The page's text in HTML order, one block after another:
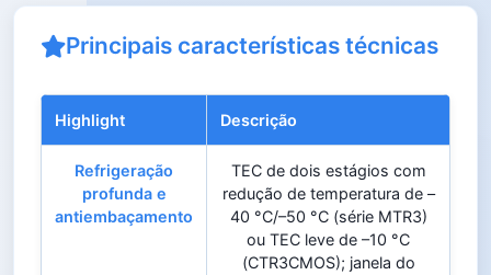
Principais características técnicas
Highlight Descrição
Refrigeração
profunda e
antiembaçamento
TEC de dois estágios com
redução de temperatura de –
40 °C/–50 °C (série MTR3)
ou TEC leve de –10 °C
(CTR3CMOS); janela do